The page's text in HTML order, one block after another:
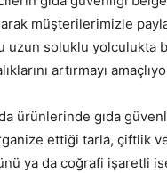
müşterilerimizle
bu uzun soluklu
artırmayı
ürünlerinde gıda
ettiği tarla, çiftlik
ya da coğrafi işaretli